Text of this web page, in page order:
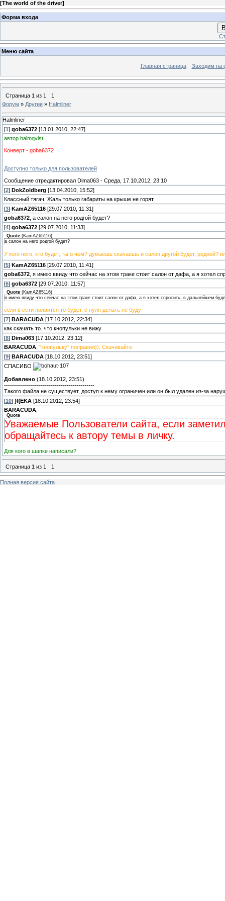
[The world of the driver]
Форма входа
Меню сайта
Главная страница Заходим на
Страница 1 из 1
1
Форум » Другие » Halmliner
Halmliner
[1 ] goba6372 [13.01.2010, 22:47]
автор halmqvist
Конверт - goba6372
Доступно только для пользователей
Сообщение отредактировал Dima063 - Среда, 17.10.2012, 23:10
[2] DokZoldberg [13.04.2010, 15:52]
Классный тягач. Жаль только габариты на крыше не горят
[3] KamAZ65116 [29.07.2010, 11:31]
goba6372 , а салон на него родгой будет?
[4] goba6372 [29.07.2010, 11:33]
Quote (KamAZ65116)
а салон на него родгой будет?
У кого него, кто будет, ты о чем? думаешь скачаешь и салон другой будет, родной?
[5] KamAZ65116 [29.07.2010, 11:41]
goba6372 , я имею ввиду что сейчас на этом траке стоит салон от дафа, а я хотел
[6] goba6372 [29.07.2010, 11:57]
Quote (KamAZ65116)
я имею ввиду что сейчас на этом траке стоит салон от дафа, а я хотел спросить, в дальнейшем
если в сети появится то будет, с нуля делать не буду
[7] BARACUDA [17.10.2012, 22:34]
как скачать то. что кнопульки не вижу
[8] Dima063 [17.10.2012, 23:12]
BARACUDA "кнопульку" поправил)). Скачивайте.
[9] BARACUDA [18.10.2012, 23:51]
СПАСИБО
Добавлено (18.10.2012, 23:51)
---------------------------------------------
Такого файла не существует, доступ к нему ограничен или он был удален из-за
[10] }I{EKA [18.10.2012, 23:54]
BARACUDA
Quote
Уважаемые Пользователи сайта, если
обращайтесь к автору темы в личку.
Для кого в шапке написали?
Страница 1 из 1 1
Полная версия сайта